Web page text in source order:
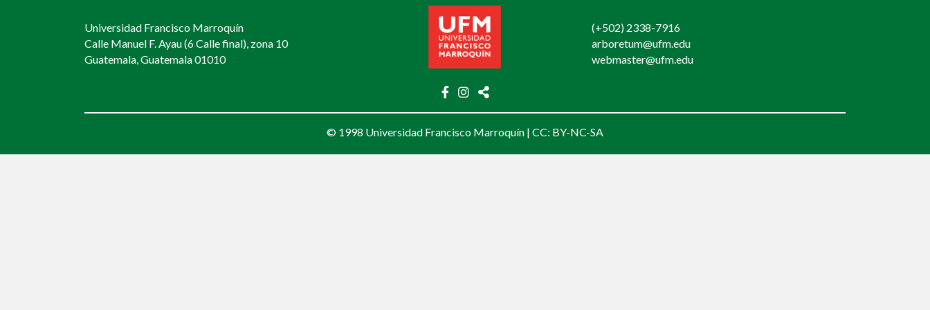
Universidad Francisco Marroquín
Calle Manuel F. Ayau (6 Calle final), zona 10
Guatemala, Guatemala 01010
(+502) 2338-7916
arboretum@ufm.edu
webmaster@ufm.edu
© 1998 Universidad Francisco Marroquín | CC: BY-NC-SA